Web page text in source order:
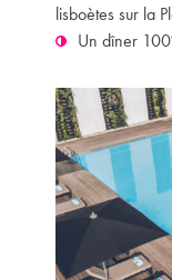
lisboètes sur la
Un dîner